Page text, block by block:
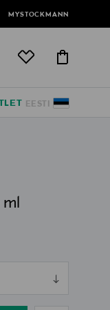
MYSTOCKMANN
EESTI
ml